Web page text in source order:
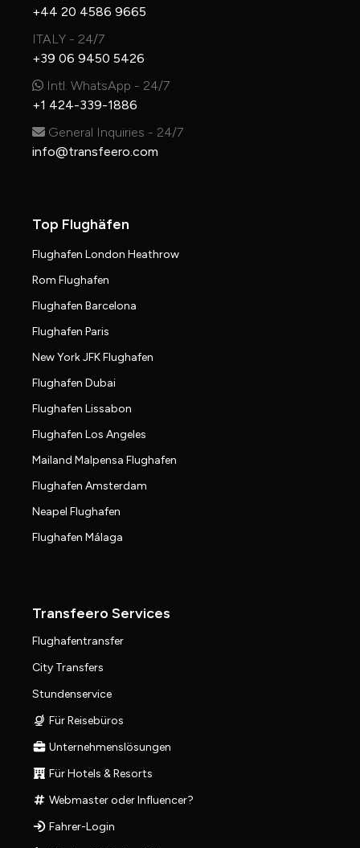
+44 20 4586 9665
ITALY - 24/7
+39 06 9450 5426
Intl. WhatsApp - 24/7
+1 424-339-1886
General Inquiries - 24/7
info@transfeero.com
Top Flughäfen
Flughafen London Heathrow
Rom Flughafen
Flughafen Barcelona
Flughafen Paris
New York JFK Flughafen
Flughafen Dubai
Flughafen Lissabon
Flughafen Los Angeles
Mailand Malpensa Flughafen
Flughafen Amsterdam
Neapel Flughafen
Flughafen Málaga
Transfeero Services
Flughafentransfer
City Transfers
Stundenservice
Für Reisebüros
Unternehmenslösungen
Für Hotels & Resorts
Webmaster oder Influencer?
Fahrer-Login